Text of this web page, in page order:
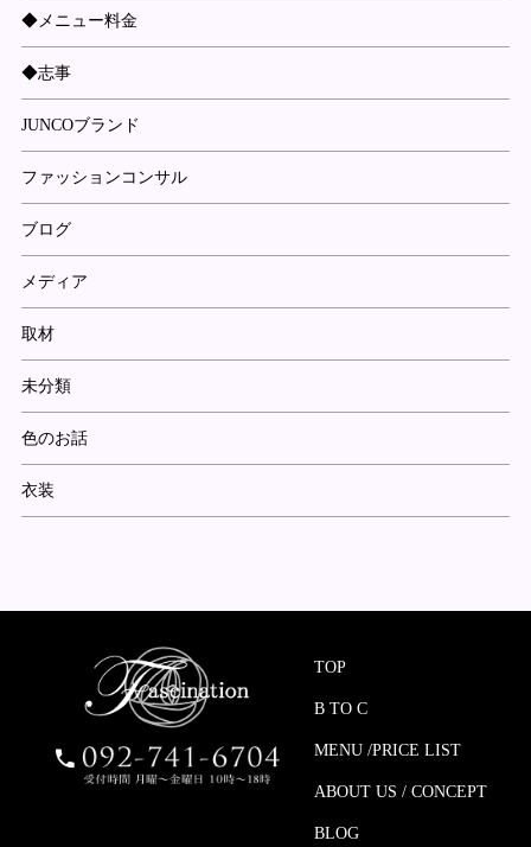
◆メニュー料金
◆志事
JUNCOブランド
ファッションコンサル
ブログ
メディア
取材
未分類
色のお話
衣装
TOP
B TO C
MENU /PRICE LIST
ABOUT US / CONCEPT
BLOG